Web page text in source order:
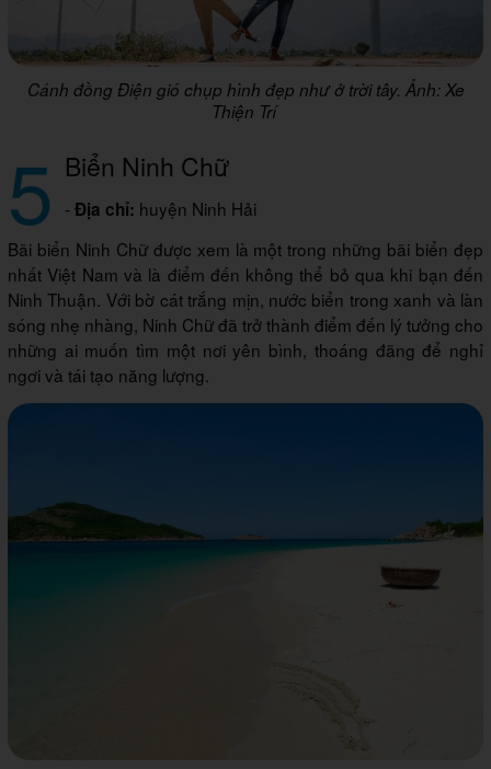
Cánh đồng Điện gió chụp hình đẹp như ở trời tây. Ảnh: Xe
Thiện Trí
5 Biển Ninh Chữ
- Địa chỉ: huyện Ninh Hải
Bãi biển Ninh Chữ được xem là một trong những bãi biển đẹp
nhất Việt Nam và là điểm đến không thể bỏ qua khi bạn đến
Ninh Thuận. Với bờ cát trắng mịn, nước biển trong xanh và làn
sóng nhẹ nhàng, Ninh Chữ đã trở thành điểm đến lý tưởng cho
những ai muốn tìm một nơi yên bình, thoáng đãng để nghỉ
ngơi và tái tạo năng lượng.